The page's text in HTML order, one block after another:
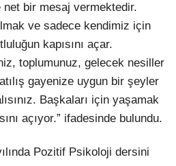
net bir mesaj vermektedir.
ve sadece kendimiz için
kapısını açar.
toplumunuz, gelecek nesiller
gayenize uygun bir şeyler
Başkaları için yaşamak
açıyor.” ifadesinde bulundu.
Pozitif Psikoloji dersini